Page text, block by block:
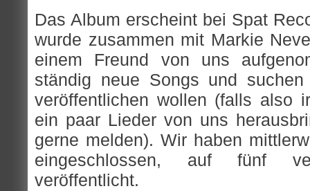
Das Album erscheint bei Spat
wurde zusammen mit Markie
einem Freund von uns
ständig neue Songs und
veröffentlichen wollen (falls also
ein paar Lieder von uns
gerne melden). Wir haben
eingeschlossen, auf fünf
veröffentlicht.